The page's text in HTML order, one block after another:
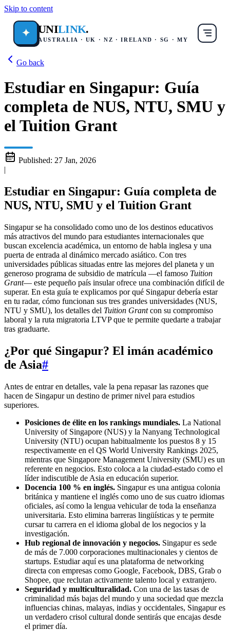
Skip to content
✦ UNILINK.
AUSTRALIA · UK · NZ · IRELAND · SG · MY
Go back
Estudiar en Singapur: Guía
completa de NUS, NTU, SMU y
el Tuition Grant
Published: 27 Jan, 2026
|
Estudiar en Singapur: Guía completa de
NUS, NTU, SMU y el Tuition Grant
Singapur se ha consolidado como uno de los destinos educativos
más atractivos del mundo para estudiantes internacionales que
buscan excelencia académica, un entorno de habla inglesa y una
puerta de entrada al dinámico mercado asiático. Con tres
universidades públicas situadas entre las mejores del planeta y un
generoso programa de subsidio de matrícula —el famoso Tuition
Grant— este pequeño país insular ofrece una combinación difícil de
superar. En esta guía te explicamos por qué Singapur debería estar
en tu radar, cómo funcionan sus tres grandes universidades (NUS,
NTU y SMU), los detalles del Tuition Grantcon su compromiso
laboral y la ruta migratoria LTVP que te permite quedarte a trabajar
tras graduarte.
¿Por qué Singapur? El imán académico
de Asia#
Antes de entrar en detalles, vale la pena repasar las razones que
hacen de Singapur un destino de primer nivel para estudios
superiores.
Posiciones de élite en los rankings mundiales. La National
University of Singapore (NUS) y la Nanyang Technological
University (NTU) ocupan habitualmente los puestos 8 y 15
respectivamente en el QS World University Rankings 2025,
mientras que Singapore Management University (SMU) es un
referente en negocios. Esto coloca a la ciudad-estado como el
líder indiscutible de Asia en educación superior.
Docencia 100 % en inglés. Singapur es una antigua colonia
británica y mantiene el inglés como uno de sus cuatro idiomas
oficiales, así como la lengua vehicular de toda la enseñanza
universitaria. Esto elimina barreras lingüísticas y te permite
cursar tu carrera en el idioma global de los negocios y la
investigación.
Hub regional de innovación y negocios. Singapur es sede
de más de 7.000 corporaciones multinacionales y cientos de
startups. Estudiar aquí es una plataforma de networking
directa con empresas como Google, Facebook, DBS, Grab o
Shopee, que reclutan activamente talento local y extranjero.
Seguridad y multiculturalidad. Con una de las tasas de
criminalidad más bajas del mundo y una sociedad que mezcla
influencias chinas, malayas, indias y occidentales, Singapur es
un verdadero crisol cultural donde sentirás que encajas desde
el primer día.